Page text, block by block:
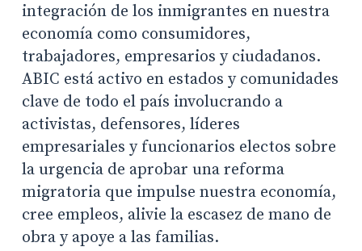
integración de los inmigrantes en nuestra
economía como consumidores,
trabajadores, empresarios y ciudadanos.
ABIC está activo en estados y comunidades
clave de todo el país involucrando a
activistas, defensores, líderes
empresariales y funcionarios electos sobre
la urgencia de aprobar una reforma
migratoria que impulse nuestra economía,
cree empleos, alivie la escasez de mano de
obra y apoye a las familias.